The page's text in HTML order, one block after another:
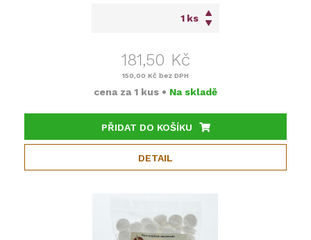
ks
181,50 Kč
150,00 Kč bez DPH
cena za 1 kus • Na skladě
PŘIDAT DO KOŠÍKU
DETAIL